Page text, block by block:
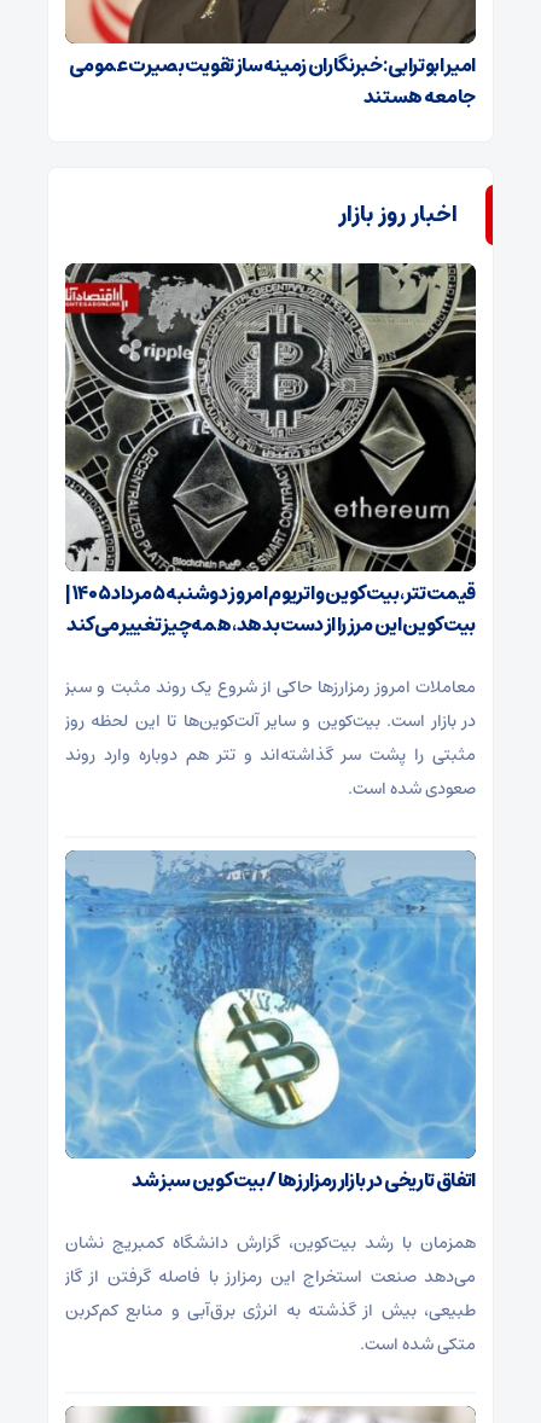
امیر ابوترابی: خبرنگاران زمینه‌ساز تقویت بصیرت عمومی
جامعه هستند
اخبار روز بازار
قیمت تتر، بیت‌کوین و اتریوم امروز دوشنبه ۵ مرداد ۱۴۰۵ |
بیت‌کوین این مرز را از دست بدهد، همه‌چیز تغییر می‌کند
معاملات امروز رمزارز‌ها حاکی از شروع یک روند مثبت و سبز
در بازار است. بیت‌کوین و سایر آلت‌کوین‌ها تا این لحظه روز
مثبتی را پشت سر گذاشته‌اند و تتر هم دوباره وارد روند
صعودی شده است.
اتفاق تاریخی در بازار رمزارزها / بیت‌کوین سبز شد
همزمان با رشد بیت‌کوین، گزارش دانشگاه کمبریج نشان
می‌دهد صنعت استخراج این رمزارز با فاصله گرفتن از گاز
طبیعی، بیش از گذشته به انرژی برق‌آبی و منابع کم‌کربن
متکی شده است.